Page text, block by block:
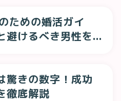
ための婚活ガイ
避けるべき男性を
驚きの数字！成功
徹底解説